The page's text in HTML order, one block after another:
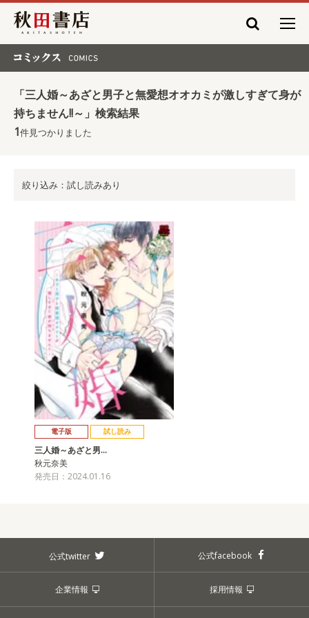
秋田書店
「三人婚～あざと男子と無愛想オオカミが激しすぎて身が
持ちません!!～」検索結果
1件見つかりました
絞り込み：試し読みあり
電子版 試し読み
三人婚～あざと男…
秋元奈美
発売日：2024.01.16
公式twitter 公式facebook
企業情報 採用情報